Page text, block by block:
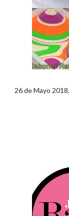
26 de Mayo 2018, taller de Jabones Terapéuticos y técnicas en